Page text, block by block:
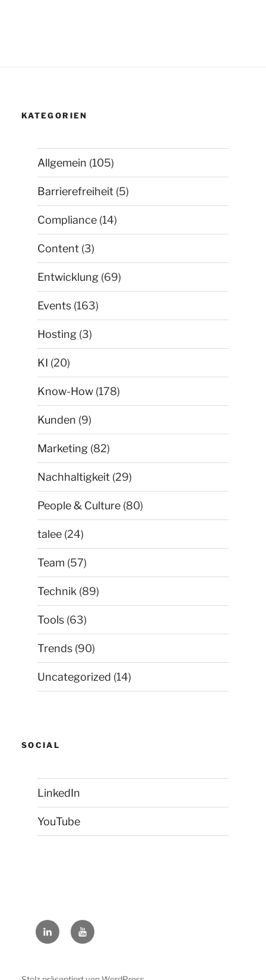
KATEGORIEN
Allgemein (105)
Barrierefreiheit (5)
Compliance (14)
Content (3)
Entwicklung (69)
Events (163)
Hosting (3)
KI (20)
Know-How (178)
Kunden (9)
Marketing (82)
Nachhaltigkeit (29)
People & Culture (80)
talee (24)
Team (57)
Technik (89)
Tools (63)
Trends (90)
Uncategorized (14)
SOCIAL
LinkedIn
YouTube
LinkedInYouTube